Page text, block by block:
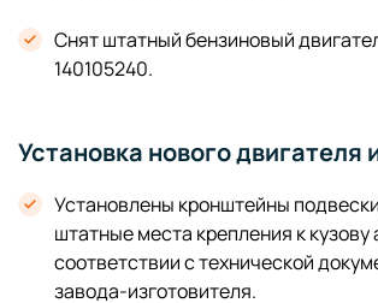
Снят штатный бензиновый
140105240.
Установка нового двигателя
Установлены кронштейны
штатные места крепления к кузову
соответствии с технической
завода-изготовителя.